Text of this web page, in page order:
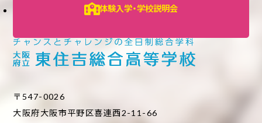
体験入学・学校説明会
〒547-0026
大阪府大阪市平野区喜連西2-11-66